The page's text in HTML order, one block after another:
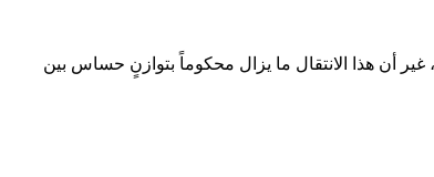
أن هذا الانتقال ما يزال محكوماً بتوازنٍ حساس بين